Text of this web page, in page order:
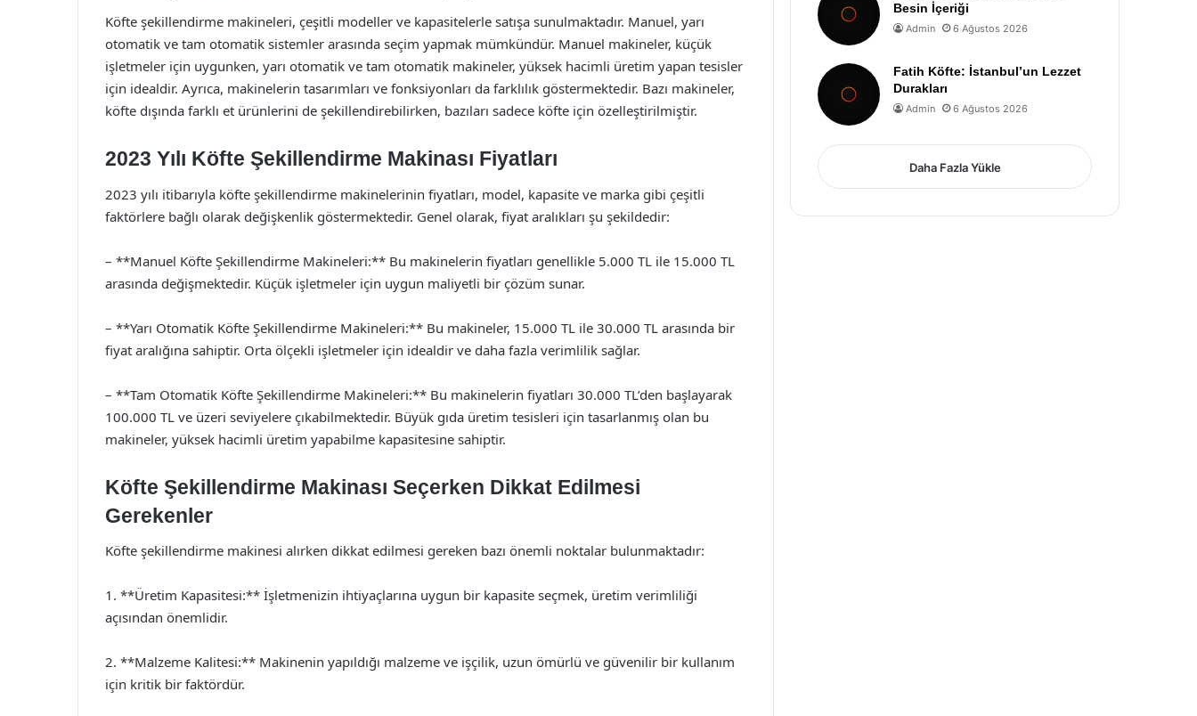
Köfte şekillendirme makineleri, çeşitli modeller ve kapasitelerle satışa sunulmaktadır. Manuel, yarı
otomatik ve tam otomatik sistemler arasında seçim yapmak mümkündür. Manuel makineler, küçük
işletmeler için uygunken, yarı otomatik ve tam otomatik makineler, yüksek hacimli üretim yapan tesisler
için idealdir. Ayrıca, makinelerin tasarımları ve fonksiyonları da farklılık göstermektedir. Bazı makineler,
köfte dışında farklı et ürünlerini de şekillendirebilirken, bazıları sadece köfte için özelleştirilmiştir.
2023 Yılı Köfte Şekillendirme Makinası Fiyatları
2023 yılı itibarıyla köfte şekillendirme makinelerinin fiyatları, model, kapasite ve marka gibi çeşitli
faktörlere bağlı olarak değişkenlik göstermektedir. Genel olarak, fiyat aralıkları şu şekildedir:
– **Manuel Köfte Şekillendirme Makineleri:** Bu makinelerin fiyatları genellikle 5.000 TL ile 15.000 TL
arasında değişmektedir. Küçük işletmeler için uygun maliyetli bir çözüm sunar.
– **Yarı Otomatik Köfte Şekillendirme Makineleri:** Bu makineler, 15.000 TL ile 30.000 TL arasında bir
fiyat aralığına sahiptir. Orta ölçekli işletmeler için idealdir ve daha fazla verimlilik sağlar.
– **Tam Otomatik Köfte Şekillendirme Makineleri:** Bu makinelerin fiyatları 30.000 TL’den başlayarak
100.000 TL ve üzeri seviyelere çıkabilmektedir. Büyük gıda üretim tesisleri için tasarlanmış olan bu
makineler, yüksek hacimli üretim yapabilme kapasitesine sahiptir.
Köfte Şekillendirme Makinası Seçerken Dikkat Edilmesi
Gerekenler
Köfte şekillendirme makinesi alırken dikkat edilmesi gereken bazı önemli noktalar bulunmaktadır:
1. **Üretim Kapasitesi:** İşletmenizin ihtiyaçlarına uygun bir kapasite seçmek, üretim verimliliği
açısından önemlidir.
2. **Malzeme Kalitesi:** Makinenin yapıldığı malzeme ve işçilik, uzun ömürlü ve güvenilir bir kullanım
için kritik bir faktördür.
Besin İçeriği
Admin 6 Ağustos 2026
Fatih Köfte: İstanbul’un Lezzet
Durakları
Admin 6 Ağustos 2026
Daha Fazla Yükle